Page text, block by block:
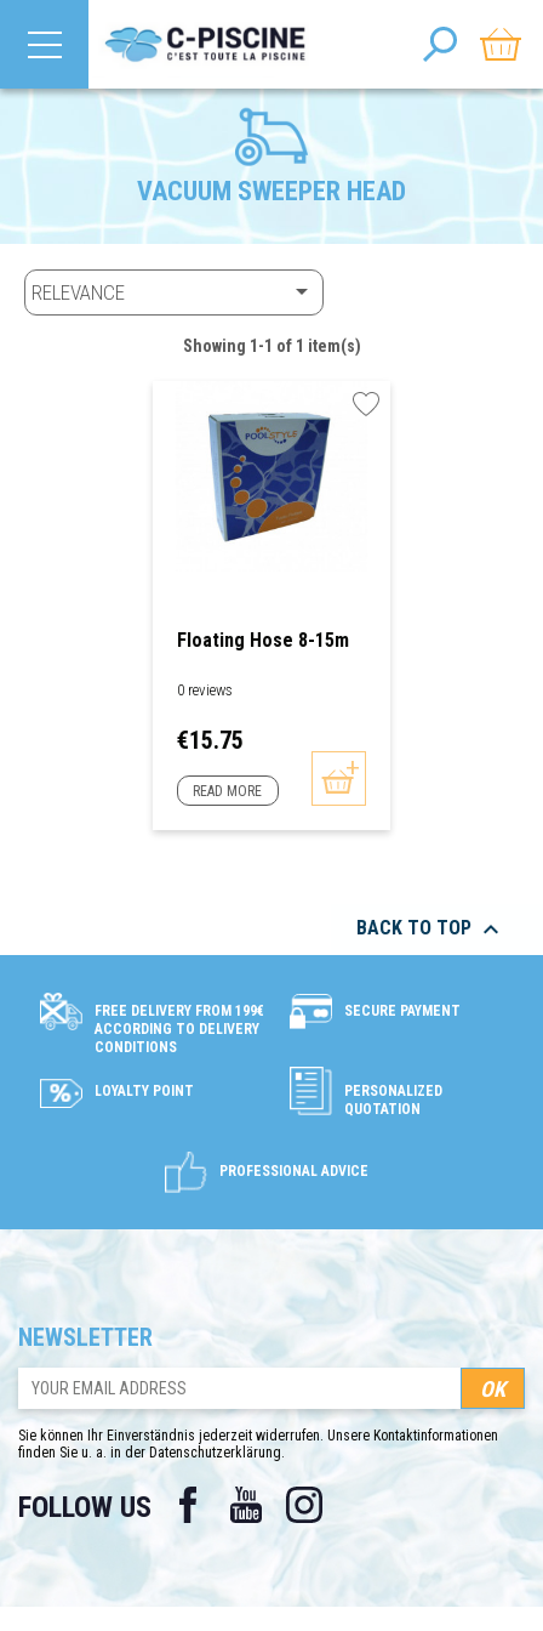
VACUUM SWEEPER HEAD
RELEVANCE 
Showing 1-1 of 1 item(s)
Floating Hose 8-15m
0 reviews
Price
€15.75
READ MORE
BACK TO TOP 
FREE DELIVERY FROM 199€
ACCORDING TO DELIVERY
CONDITIONS
SECURE PAYMENT
LOYALTY POINT
PERSONALIZED
QUOTATION
PROFESSIONAL ADVICE
NEWSLETTER
Sie können Ihr Einverständnis jederzeit widerrufen. Unsere Kontaktinformationen
finden Sie u. a. in der Datenschutzerklärung.
FOLLOW US Facebook YouTube Instagram